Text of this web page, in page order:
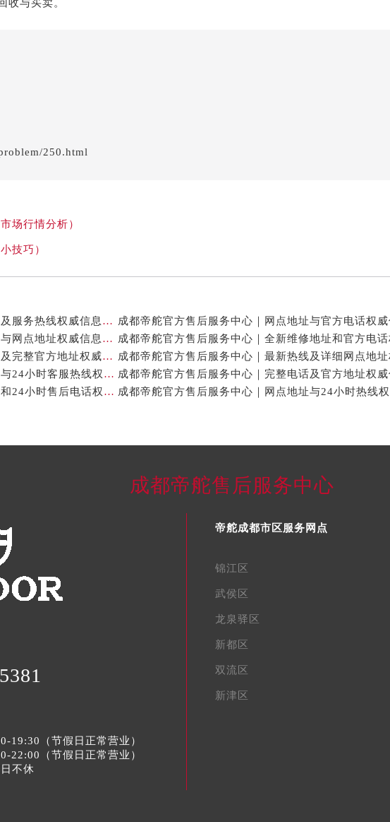
250.html
场行情分析）
技巧）
成都帝舵官方售后服务中心｜官方地址及服务热线权威信息公示（2026年7月最新）
成都帝舵官方售后服务中心｜最新电话与网点地址权威信息公示（2026年7月最新）
成都帝舵官方售后服务中心｜服务电话及完整官方地址权威信息公示（2026年7月最新）
成都帝舵官方售后服务中心｜网点地址与24小时客服热线权威信息公示（2026年7月最新）
成都帝舵官方售后服务中心｜最新地址和24小时售后电话权威信息公示（2026年7月最新）
成都帝舵售后服务中心
19:30（节假日正常营业）
22:00（节假日正常营业）
不休
帝舵成都市区服务网点
锦江区
武侯区
龙泉驿区
新都区
双流区
新津区